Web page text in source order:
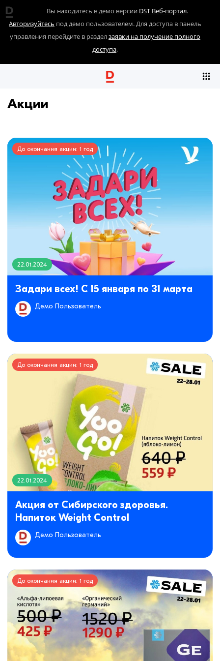
Вы находитесь в демо версии DST Веб-портал.
Авторизуйтесь под демо пользователем. Для доступа в панель
управления перейдите в разделзаявки на получение полного
доступа.
Акции
До окончания акции: 1 год
22.01.2024
Задари всех! С 15 января по 31 марта
Демо Пользователь
До окончания акции: 1 год
22.01.2024
Акция от Сибирского здоровья.
Напиток Weight Control
Демо Пользователь
До окончания акции: 1 год